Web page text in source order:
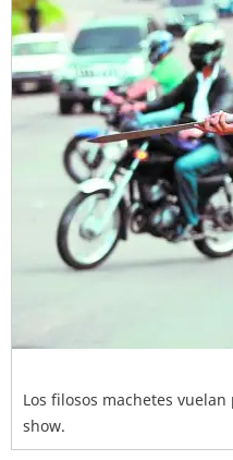
Los filosos machetes
show.